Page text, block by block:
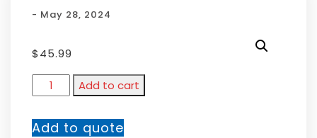
- May 28, 2024
$45.99
Add to cart
Add to quote